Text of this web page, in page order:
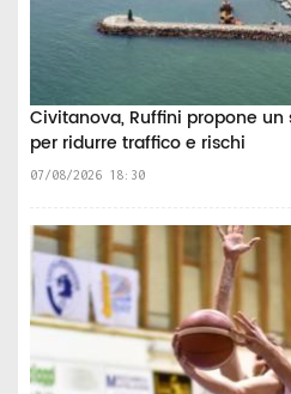
Civitanova, Ruffini propone
per ridurre traffico e rischi
07/08/2026 18:30